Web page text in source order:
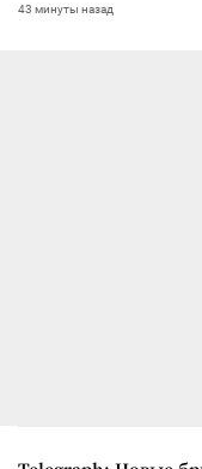
43 минуты назад